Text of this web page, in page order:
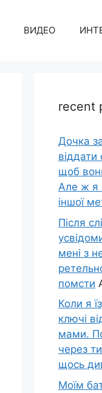
ВИДЕО
recent
Дочка
щоб
Але ж я
іншої
Після
мені з
помсти
Коли я
ключі
мами.
через
щось
Моїм